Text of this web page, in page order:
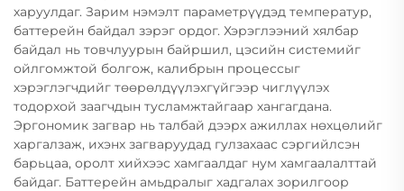
харуулдаг. Зарим нэмэлт параметрүүдэд температур,
баттерейн байдал зэрэг ордог. Хэрэглээний хялбар
байдал нь товчлуурын байршил, цэсийн системийг
ойлгомжтой болгож, калибрын процессыг
хэрэглэгчдийг төөрөлдүүлэхгүйгээр чиглүүлэх
тодорхой заагчдын тусламжтайгаар хангагдана.
Эргономик загвар нь талбай дээрх ажиллах нөхцөлийг
харгалзаж, ихэнх загваруудад гулзахаас сэргийлсэн
барьцаа, оролт хийхээс хамгаалдаг нум хамгаалалттай
байдаг. Баттерейн амьдралыг хадгалах зорилгоор